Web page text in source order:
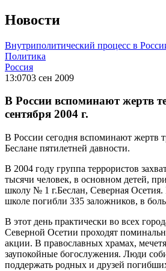
Новости
Внутриполитический процесс в
Политика
Россия
13:0703 сен 2009
В России вспоминают жертв
сентября 2004 г.
В России сегодня вспоминают жертв
Беслане пятилетней давности.
В 2004 году группа террористов
тысячи человек, в основном детей,
школу № 1 г.Беслан, Северная Осетия.
школе погибли 335 заложников, в
В этот день практически во всех
Северной Осетии проходят
акции. В православных храмах,
заупокойные богослужения. Люди
поддержать родных и друзей